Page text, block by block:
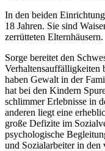
In den beiden
18 Jahren. Sie sind
zerrütteten Elternhäusern.
Sorge bereitet den
Verhaltens­auffälligkeiten
haben Gewalt in der
hat bei den Kindern
schlimmer Erlebnisse in
anderen liegt eine
große Defizite im
psychologische
und Sozialarbeiter in den